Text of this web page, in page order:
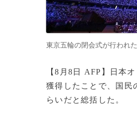
東京五輪の閉会式が行われ
【8月8日 AFP】日本
獲得したことで、国民
らいだと総括した。